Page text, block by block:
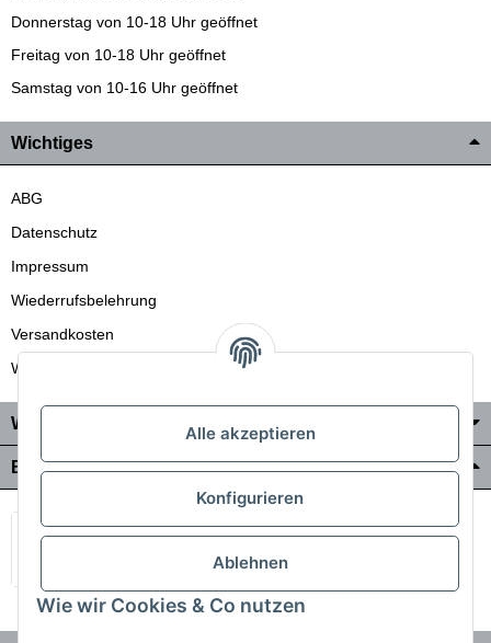
Donnerstag von 10-18 Uhr geöffnet
Freitag von 10-18 Uhr geöffnet
Samstag von 10-16 Uhr geöffnet
Wichtiges
ABG
Datenschutz
Impressum
Wiederrufsbelehrung
Versandkosten
Wir liefern auch in die Schweiz
Wo Sie uns finden
Bezahlung & Versand
Alle akzeptieren
Konfigurieren
Ablehnen
Wie wir Cookies & Co nutzen